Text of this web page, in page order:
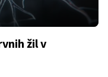
žil v